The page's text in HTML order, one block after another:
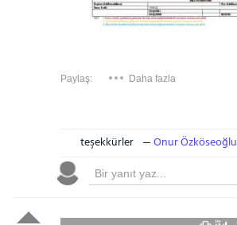
Paylaş: Daha fazla
teşekkürler Onur Özköseoğlu